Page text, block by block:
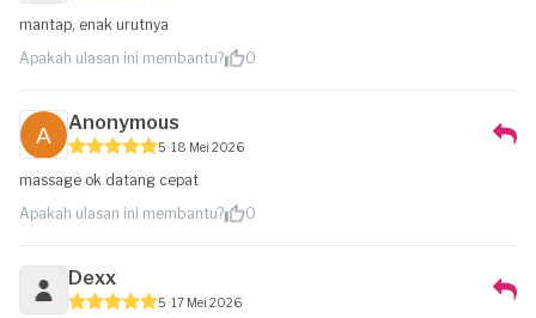
mantap, enak urutnya
Apakah ulasan ini membantu?
0
Anonymous
5 18 Mei 2026
massage ok datang cepat
Apakah ulasan ini membantu?
0
Dexx
5 17 Mei 2026